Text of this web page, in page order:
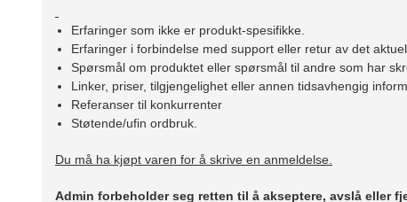
Erfaringer som ikke er produkt-spesifikke.
Erfaringer i forbindelse med support eller retur av det
Spørsmål om produktet eller spørsmål til andre som har
Linker, priser, tilgjengelighet eller annen tidsavhengig
Referanser til konkurrenter
Støtende/ufin ordbruk.
Du må ha kjøpt varen for å skrive en anmeldelse.
Admin forbeholder seg retten til å akseptere, avslå eller